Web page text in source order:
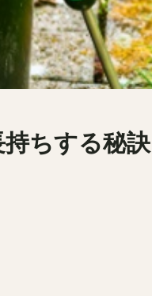
ちする秘